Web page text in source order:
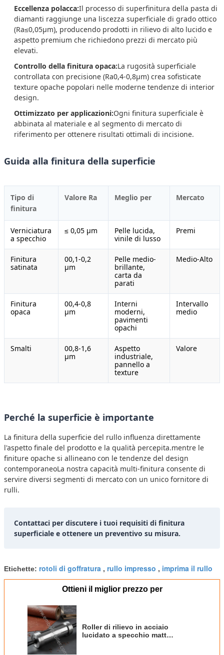
Eccellenza polacca:Il processo di superfinitura della pasta di
diamanti raggiunge una liscezza superficiale di grado ottico
(Ra≤0,05μm), producendo prodotti in rilievo di alto lucido e
aspetto premium che richiedono prezzi di mercato più
elevati.
Controllo della finitura opaca:La rugosità superficiale
controllata con precisione (Ra0,4-0,8μm) crea sofisticate
texture opache popolari nelle moderne tendenze di interior
design.
Ottimizzato per applicazioni:Ogni finitura superficiale è
abbinata al materiale e al segmento di mercato di
riferimento per ottenere risultati ottimali di incisione.
Guida alla finitura della superficie
Tipo di
finitura
Valore Ra Meglio per Mercato
Verniciatura
a specchio
≤ 0,05 μm
Pelle lucida,
vinile di lusso
Premi
Finitura
satinata
00,1-0,2
μm
Pelle medio-
brillante,
carta da
parati
Medio-Alto
Finitura
opaca
00,4-0,8
μm
Interni
moderni,
pavimenti
opachi
Intervallo
medio
Smalti
00,8-1,6
μm
Aspetto
industriale,
pannello a
texture
Valore
Perché la superficie è importante
La finitura della superficie del rullo influenza direttamente
l'aspetto finale del prodotto e la qualità percepita.mentre le
finiture opache si allineano con le tendenze del design
contemporaneoLa nostra capacità multi-finitura consente di
servire diversi segmenti di mercato con un unico fornitore di
rulli.
Contattaci per discutere i tuoi requisiti di finitura
superficiale e ottenere un preventivo su misura.
Etichette: rotoli di goffratura , rullo impresso , imprima il rullo
Ottieni il miglior prezzo per
Roller di rilievo in acciaio
lucidato a specchio matt